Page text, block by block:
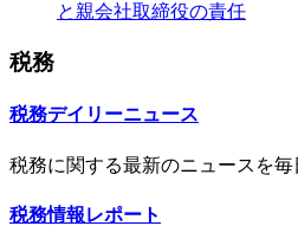
と親会社取締役の責任
税務
税務デイリーニュース
税務に関する最新のニュースを毎
税務情報レポート